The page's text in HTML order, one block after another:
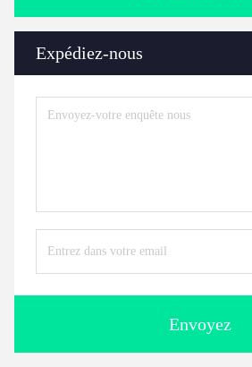
Expédiez-nous
Envoyez